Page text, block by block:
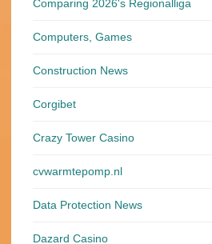
Comparing 2026's Regionalliga
Computers, Games
Construction News
Corgibet
Crazy Tower Сasino
cvwarmtepomp.nl
Data Protection News
Dazard Casino